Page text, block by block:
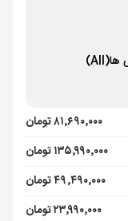
ها(All)
۸۱٬۶۹۰٬۰۰۰ تومان
۱۳۵٬۹۹۰٬۰۰۰ تومان
۴۹٬۴۹۰٬۰۰۰ تومان
۲۳٬۹۹۰٬۰۰۰ تومان